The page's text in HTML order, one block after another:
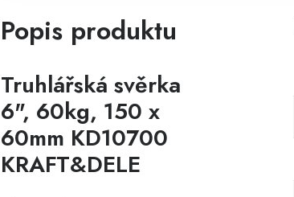
Popis produktu
Truhlářská svěrka
6", 60kg, 150 x
60mm KD10700
KRAFT&DELE